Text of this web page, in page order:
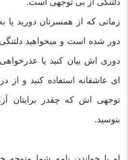
زمانی که از همسرتان دورید یا
دور شده است و میخواهید دلتنگی
دوری اش بیان کنید یا عذرخواهی
ای عاشقانه استفاده کنید و از
توجهی اش که چقدر برایتان
بنوسید.